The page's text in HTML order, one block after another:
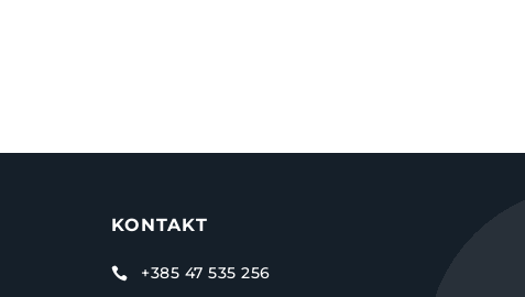
KONTAKT
 +385 47 535 256